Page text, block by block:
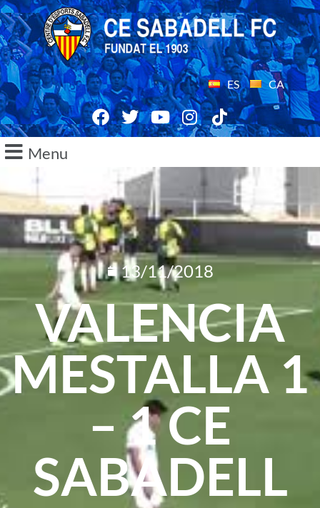
ES CA
Menu
13/11/2018
VALENCIA
MESTALLA 1
– 1 CE
SABADELL